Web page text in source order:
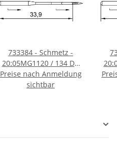
733384 - Schmetz -
20:05MG1120 / 134 DH
Nadeldicke: 120 / Preis
pro Karte á 10 Nadeln
Preise nach Anmeldung
sichtbar